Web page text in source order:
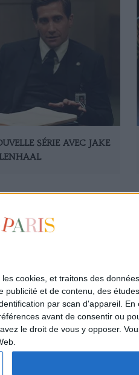
cookies, et traitons des
et de contenu, des
par scan d'appareil.
avant de consentir ou
le droit de vous y opposer.
SÉRIE AVEC JAKE
Qui sommes-nous ?
Les auteurs
L'Appartement de la Parisienne
L'espace annonceurs